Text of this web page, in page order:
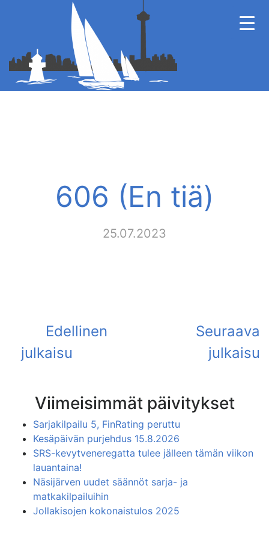
606 (En tiä)
25.07.2023
Viimeisimmät päivitykset
Sarjakilpailu 5, FinRating peruttu
Kesäpäivän purjehdus 15.8.2026
SRS-kevytveneregatta tulee jälleen tämän viikon
lauantaina!
Näsijärven uudet säännöt sarja- ja
matkakilpailuihin
Jollakisojen kokonaistulos 2025